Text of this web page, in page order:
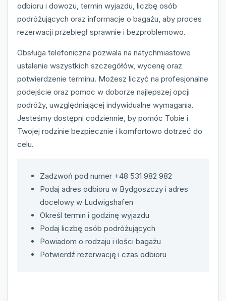
odbioru i dowozu, termin wyjazdu, liczbę osób
podróżujących oraz informacje o bagażu, aby proces
rezerwacji przebiegł sprawnie i bezproblemowo.
Obsługa telefoniczna pozwala na natychmiastowe
ustalenie wszystkich szczegółów, wycenę oraz
potwierdzenie terminu. Możesz liczyć na profesjonalne
podejście oraz pomoc w doborze najlepszej opcji
podróży, uwzględniającej indywidualne wymagania.
Jesteśmy dostępni codziennie, by pomóc Tobie i
Twojej rodzinie bezpiecznie i komfortowo dotrzeć do
celu.
Zadzwoń pod numer +48 531 982 982
Podaj adres odbioru w Bydgoszczy i adres
docelowy w Ludwigshafen
Określ termin i godzinę wyjazdu
Podaj liczbę osób podróżujących
Powiadom o rodzaju i ilości bagażu
Potwierdź rezerwację i czas odbioru